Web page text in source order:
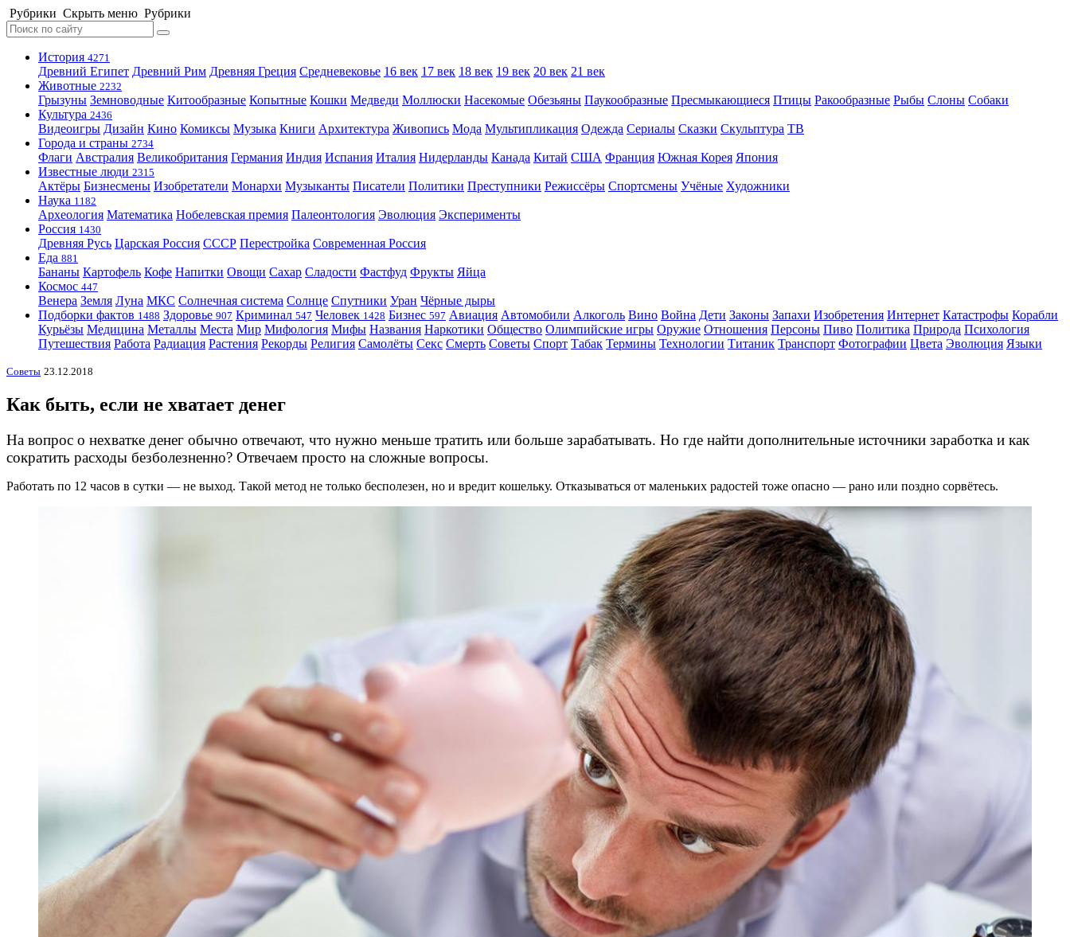
Рубрики Скрыть меню Рубрики
История 4271
Древний Египет Древний Рим Древняя Греция Средневековье 16 век 17 век 18 век 19 век 20 век 21 век
Животные 2232
Грызуны Земноводные Китообразные Копытные Кошки Медведи Моллюски Насекомые Обезьяны Паукообразные Пресмыкающиеся Птицы Ракообразные Рыбы Слоны Собаки
Культура 2436
Видеоигры Дизайн Кино Комиксы Музыка Книги Архитектура Живопись Мода Мультипликация Одежда Сериалы Сказки Скульптура ТВ
Города и страны 2734
Флаги Австралия Великобритания Германия Индия Испания Италия Нидерланды Канада Китай США Франция Южная Корея Япония
Известные люди 2315
Актёры Бизнесмены Изобретатели Монархи Музыканты Писатели Политики Преступники Режиссёры Спортсмены Учёные Художники
Наука 1182
Археология Математика Нобелевская премия Палеонтология Эволюция Эксперименты
Россия 1430
Древняя Русь Царская Россия СССР Перестройка Современная Россия
Еда 881
Бананы Картофель Кофе Напитки Овощи Сахар Сладости Фастфуд Фрукты Яйца
Космос 447
Венера Земля Луна МКС Солнечная система Солнце Спутники Уран Чёрные дыры
Подборки фактов 1488 Здоровье 907 Криминал 547 Человек 1428 Бизнес 597 Авиация Автомобили Алкоголь Вино Война Дети Законы Запахи Изобретения Интернет Катастрофы Корабли
Курьёзы Медицина Металлы Места Мир Мифология Мифы Названия Наркотики Общество Олимпийские игры Оружие Отношения Персоны Пиво Политика Природа Психология
Путешествия Работа Радиация Растения Рекорды Религия Самолёты Секс Смерть Советы Спорт Табак Термины Технологии Титаник Транспорт Фотографии Цвета Эволюция Языки
Советы 23.12.2018
Как быть, если не хватает денег
На вопрос о нехватке денег обычно отвечают, что нужно меньше тратить или больше зарабатывать. Но где найти дополнительные источники заработка и как
сократить расходы безболезненно? Отвечаем просто на сложные вопросы.
Работать по 12 часов в сутки — не выход. Такой метод не только бесполезен, но и вредит кошельку. Отказываться от маленьких радостей тоже опасно — рано или поздно сорвётесь.